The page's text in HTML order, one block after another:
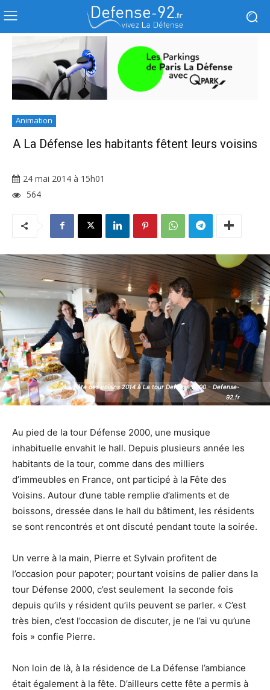
Animation
A La Défense les habitants fêtent leurs voisins
24 mai 2014 à 15h01
564
La Fête des voisins 2014 à La tour Defense 2000 - Defense-
92.fr
La Fête des voisins 2014 à La tour Defense 2000 - Defense-
92.fr
Au pied de la tour Défense 2000, une musique
inhabituelle envahit le hall. Depuis plusieurs année les
habitants de la tour, comme dans des milliers
d’immeubles en France, ont participé à la Fête des
Voisins. Autour d’une table remplie d’aliments et de
boissons, dressée dans le hall du bâtiment, les résidents
se sont rencontrés et ont discuté pendant toute la soirée.
Un verre à la main, Pierre et Sylvain profitent de
l’occasion pour papoter; pourtant voisins de palier dans la
tour Défense 2000, c’est seulement la seconde fois
depuis qu’ils y résident qu’ils peuvent se parler. « C’est
très bien, c’est l’occasion de discuter, je ne l’ai vu qu’une
fois » confie Pierre.
Non loin de là, à la résidence de La Défense l’ambiance
était également à la fête. D’ailleurs cette fête a permis à